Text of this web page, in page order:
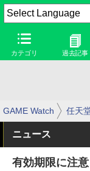
カテゴリ 過去記事
GAME Watch 任天
ニュース
有効期限に注